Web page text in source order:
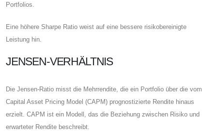
Portfolios.
Eine höhere Sharpe Ratio weist auf eine bessere risikobereinigte
Leistung hin.
JENSEN-VERHÄLTNIS
Die Jensen-Ratio misst die Mehrrendite, die ein Portfolio über die vom
Capital Asset Pricing Model (CAPM) prognostizierte Rendite hinaus
erzielt. CAPM ist ein Modell, das die Beziehung zwischen Risiko und
erwarteter Rendite beschreibt.